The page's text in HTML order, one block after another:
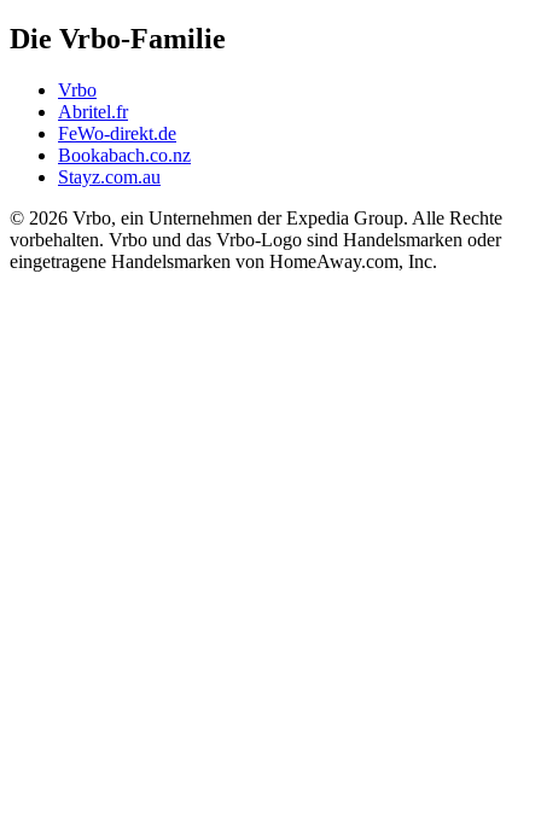
Die Vrbo-Familie
Vrbo
Abritel.fr
FeWo-direkt.de
Bookabach.co.nz
Stayz.com.au
© 2026 Vrbo, ein Unternehmen der Expedia Group. Alle Rechte
vorbehalten. Vrbo und das Vrbo-Logo sind Handelsmarken oder
eingetragene Handelsmarken von HomeAway.com, Inc.